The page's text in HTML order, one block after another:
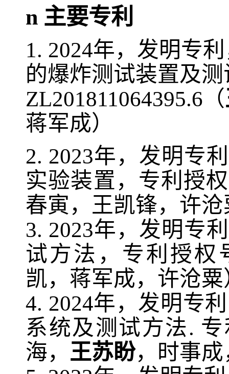
n 主要专利
1. 2024年，发明专
的爆炸测试装置及
ZL201811064395.6 （
蒋军成）
2. 2023年，发明专
实验装置，专利授
春寅，王凯锋，许沧
3. 2023年，发明专
试方法，专利授权
凯，蒋军成，许沧粟
4. 2024年，发明专
系统及测试方法.
海， 王苏盼，时事